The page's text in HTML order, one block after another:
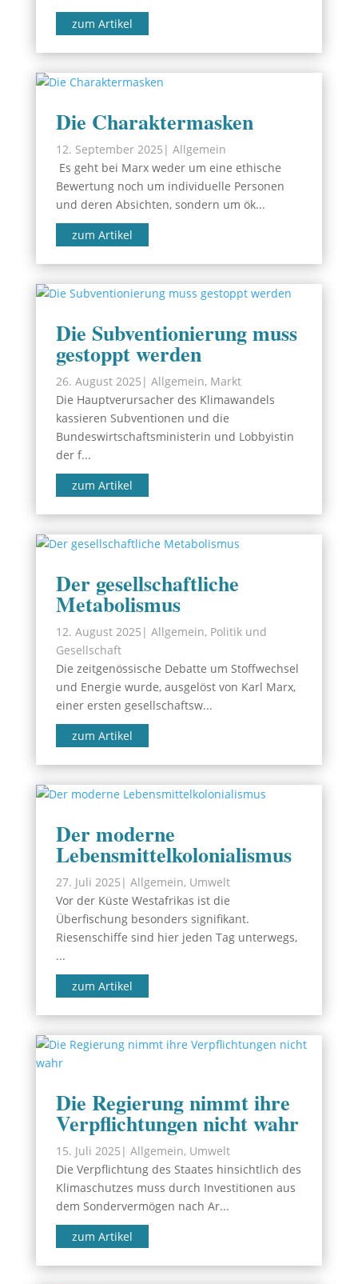
zum Artikel
Die Charaktermasken
12. September 2025 | Allgemein
Es geht bei Marx weder um eine ethische
Bewertung noch um individuelle Personen
und deren Absichten, sondern um ök...
zum Artikel
Die Subventionierung muss
gestoppt werden
26. August 2025 | Allgemein, Markt
Die Hauptverursacher des Klimawandels
kassieren Subventionen und die
Bundeswirtschaftsministerin und Lobbyistin
der f...
zum Artikel
Der gesellschaftliche
Metabolismus
12. August 2025 | Allgemein, Politik und
Gesellschaft
Die zeitgenössische Debatte um Stoffwechsel
und Energie wurde, ausgelöst von Karl Marx,
einer ersten gesellschaftsw...
zum Artikel
Der moderne
Lebensmittelkolonialismus
27. Juli 2025 | Allgemein, Umwelt
Vor der Küste Westafrikas ist die
Überfischung besonders signifikant.
Riesenschiffe sind hier jeden Tag unterwegs,
...
zum Artikel
Die Regierung nimmt ihre
Verpflichtungen nicht wahr
15. Juli 2025 | Allgemein, Umwelt
Die Verpflichtung des Staates hinsichtlich des
Klimaschutzes muss durch Investitionen aus
dem Sondervermögen nach Ar...
zum Artikel